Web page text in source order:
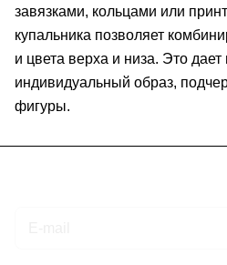
завязками, кольцами или
купальника позволяет
и цвета верха и низа. Это
индивидуальный образ,
фигуры.